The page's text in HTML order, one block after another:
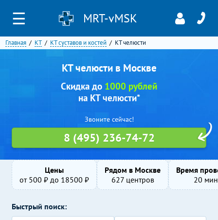
☰ MRT-vMSK
Главная КТ КТ суставов и костей КТ челюсти
КТ челюсти в Москве
Скидка до 1000 рублей
на КТ челюсти*
Звоните сейчас!
8 (495) 236-74-72
Цены
от 500 ₽ до 18500 ₽
Рядом в Москве
627 центров
Время
20
Быстрый поиск: